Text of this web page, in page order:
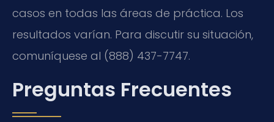
casos en todas las áreas de práctica. Los
resultados varían. Para discutir su situación,
comuníquese al (888) 437-7747.
Preguntas Frecuentes